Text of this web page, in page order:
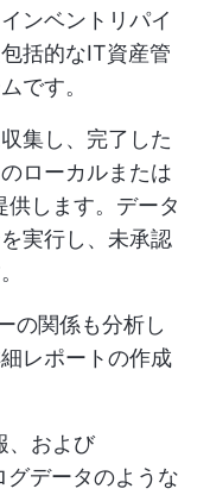
ンベントリパイ
括的なIT資産管
です。
集し、完了した
ローカルまたは
します。データ
実行し、未承認
の関係も分析し
レポートの作成
、および
データのような